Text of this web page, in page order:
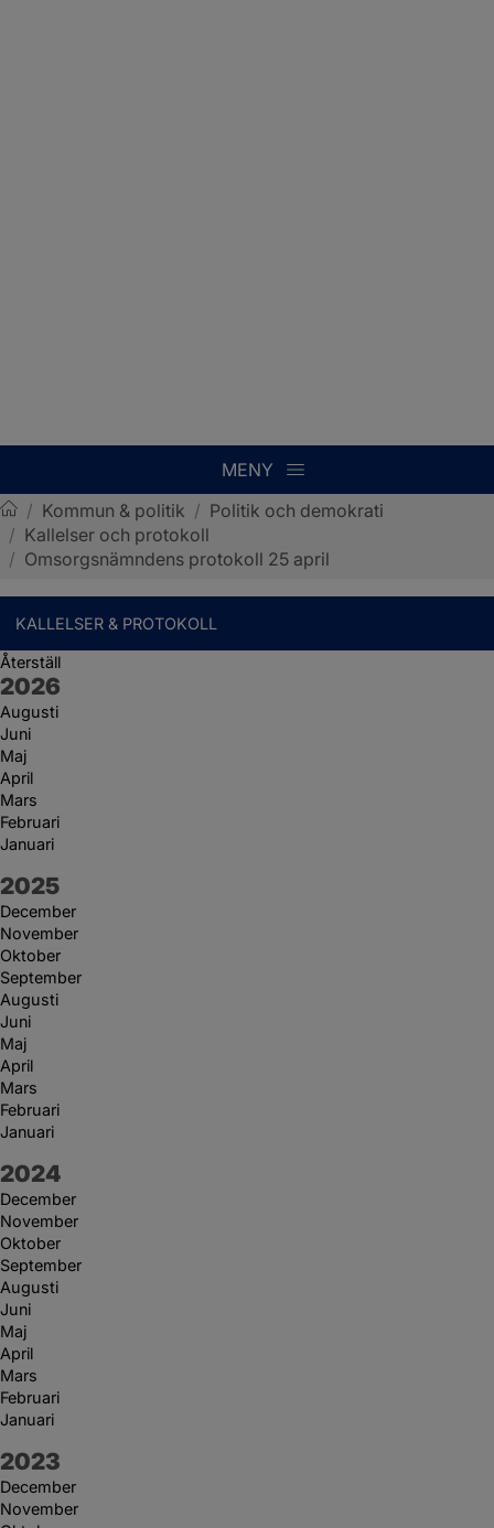
MENY
Sotenäs kommun
/ Kommun & politik / Politik och demokrati
/ Kallelser och protokoll
/ Omsorgsnämndens protokoll 25 april
KALLELSER & PROTOKOLL
Återställ
År:
2026
Augusti
Juni
Maj
April
Mars
Februari
Januari
År:
2025
December
November
Oktober
September
Augusti
Juni
Maj
April
Mars
Februari
Januari
År:
2024
December
November
Oktober
September
Augusti
Juni
Maj
April
Mars
Februari
Januari
År:
2023
December
November